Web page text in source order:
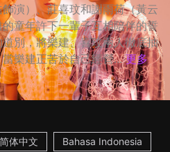
演）、莊喜玟和謝雨荷（黃云
童年許下一輩子互相陪伴的誓
別，將樂建、喜玟兩人徹底抽
樂建正苦於自己經營... 更多
简体中文 Bahasa Indonesia